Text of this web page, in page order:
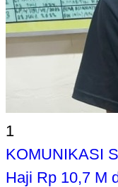
1
KOMUNIKASI
Haji Rp 10,7 M